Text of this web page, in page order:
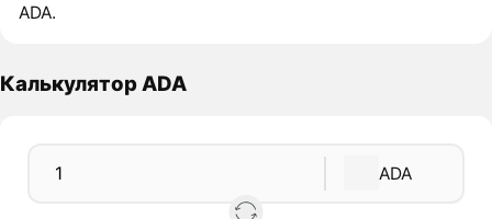
ADA.
Калькулятор ADA
ADA